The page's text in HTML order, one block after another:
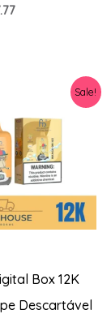
O
Sale!
Box 12K
Descartável